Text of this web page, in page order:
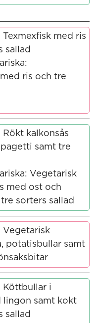
Texmexfisk med ris
sallad
ris och tre
Rökt kalkonsås
samt tre
Vegetarisk
med ost och
sorters sallad
Vegetarisk
potatisbullar samt
Köttbullar i
lingon samt kokt
sallad